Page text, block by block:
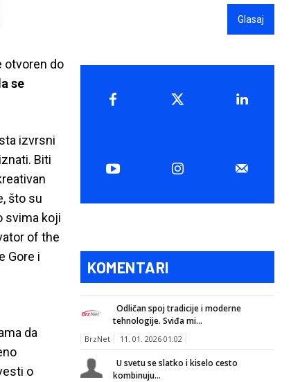
otvoren do
se
izvrsni
Biti
što su
svima koji
of the
Gore i
da
o
Glasaj
KOMENTARI
Odličan spoj tradicije i moderne
tehnologije. Sviđa mi...
BrzNet 11. 01. 2026 01:02
U svetu se slatko i kiselo cesto
kombinuju...